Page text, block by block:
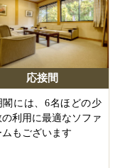
応接間
閣には、6名ほどの少
の利用に最適なソファ
ムもございます